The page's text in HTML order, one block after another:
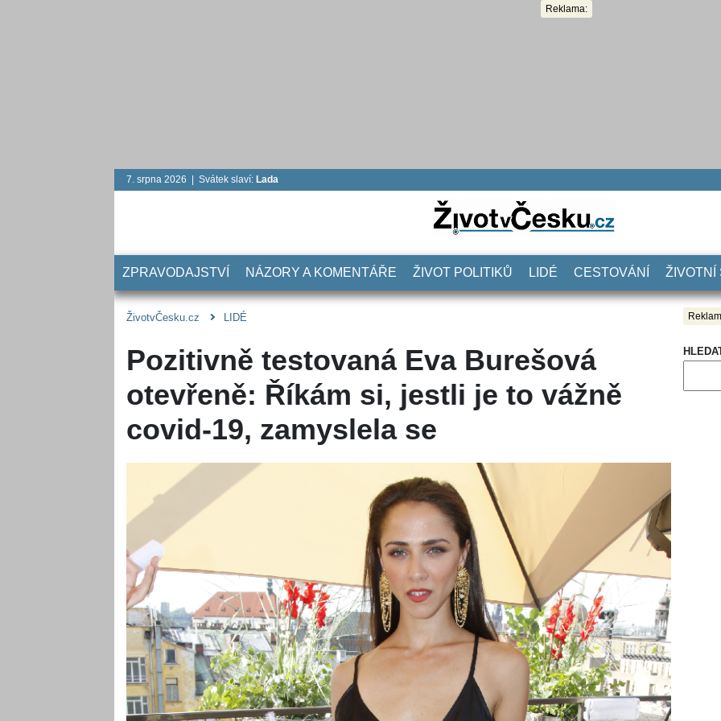
Reklama:
7. srpna 2026 | Svátek slaví: Lada
ZPRAVODAJSTVÍ NÁZORY A KOMENTÁŘE ŽIVOT POLITIKŮ LIDÉ CESTOVÁNÍ ŽIVOTNÍ
ŽivotvČesku.cz LIDÉ
Pozitivně testovaná Eva Burešová
otevřeně: Říkám si, jestli je to vážně
covid-19, zamyslela se